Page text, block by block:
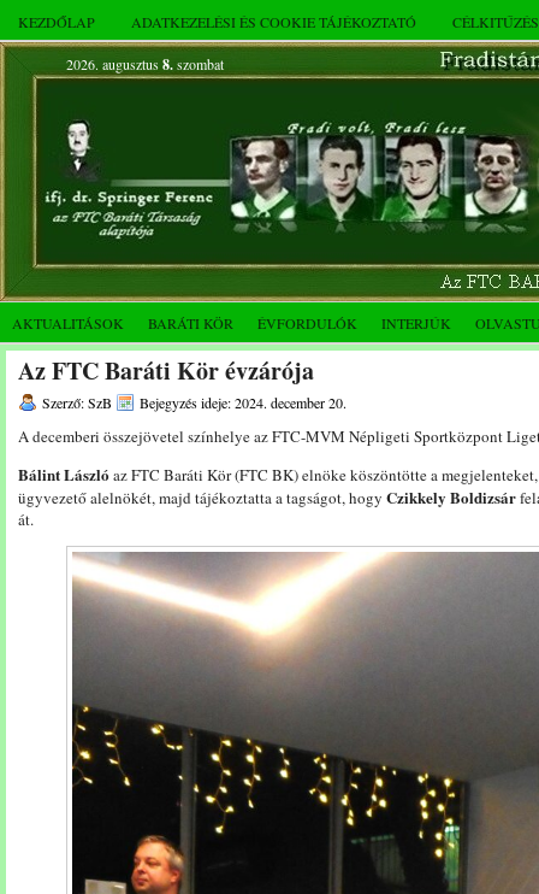
KEZDŐLAP ADATKEZELÉSI ÉS COOKIE TÁJÉKOZTATÓ
2026. augusztus 8.szombat
AKTUALITÁSOK BARÁTI KÖR ÉVFORDULÓK INTERJÚK
Az FTC Baráti Kör évzárója
Szerző: SzB Bejegyzés ideje: 2024. december 20.
A decemberi összejövetel színhelye az FTC-MVM Népligeti Sportközpont
Bálint László az FTC Baráti Kör (FTC BK) elnöke köszöntötte a
ügyvezető alelnökét, majd tájékoztatta a tagságot, hogy Czikkely Boldizsár
át.